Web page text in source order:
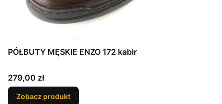
PÓŁBUTY MĘSKIE ENZO 172 kabir
Cena
279,00 zł
Zobacz produkt